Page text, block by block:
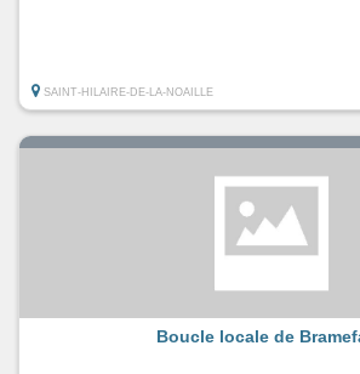
SAINT-HILAIRE-DE-LA-NOAILLE
Boucle locale de